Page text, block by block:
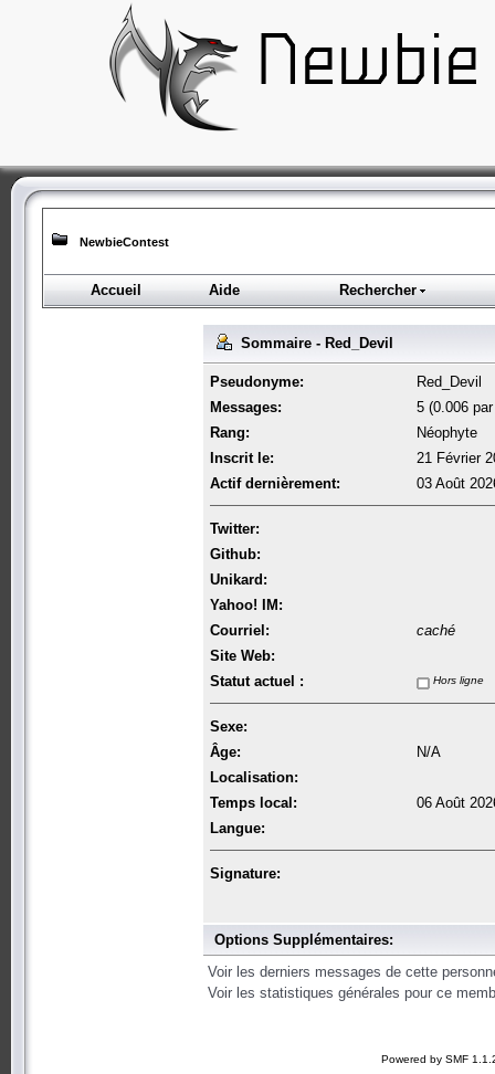
NewbieContest
Accueil Aide Rechercher
Sommaire - Red_Devil
Pseudonyme:
Red_Devil
Messages:
5 (0.006
Rang:
Néophyte
Inscrit le:
21 Février
Actif dernièrement:
03 Août
Twitter:
Github:
Unikard:
Yahoo! IM:
Courriel:
caché
Site Web:
Statut actuel :
Hors ligne
Sexe:
Âge:
N/A
Localisation:
Temps local:
06 Août
Langue:
Signature:
Options Supplémentaires:
Voir les derniers messages de cette
Voir les statistiques générales pour ce
Powered by SMF